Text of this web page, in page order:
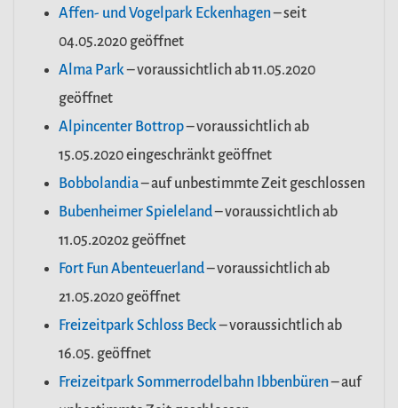
Affen- und Vogelpark Eckenhagen– seit
04.05.2020 geöffnet
Alma Park– voraussichtlich ab 11.05.2020
geöffnet
Alpincenter Bottrop– voraussichtlich ab
15.05.2020 eingeschränkt geöffnet
Bobbolandia– auf unbestimmte Zeit geschlossen
Bubenheimer Spieleland– voraussichtlich ab
11.05.20202 geöffnet
Fort Fun Abenteuerland– voraussichtlich ab
21.05.2020 geöffnet
Freizeitpark Schloss Beck– voraussichtlich ab
16.05. geöffnet
Freizeitpark Sommerrodelbahn Ibbenbüren– auf